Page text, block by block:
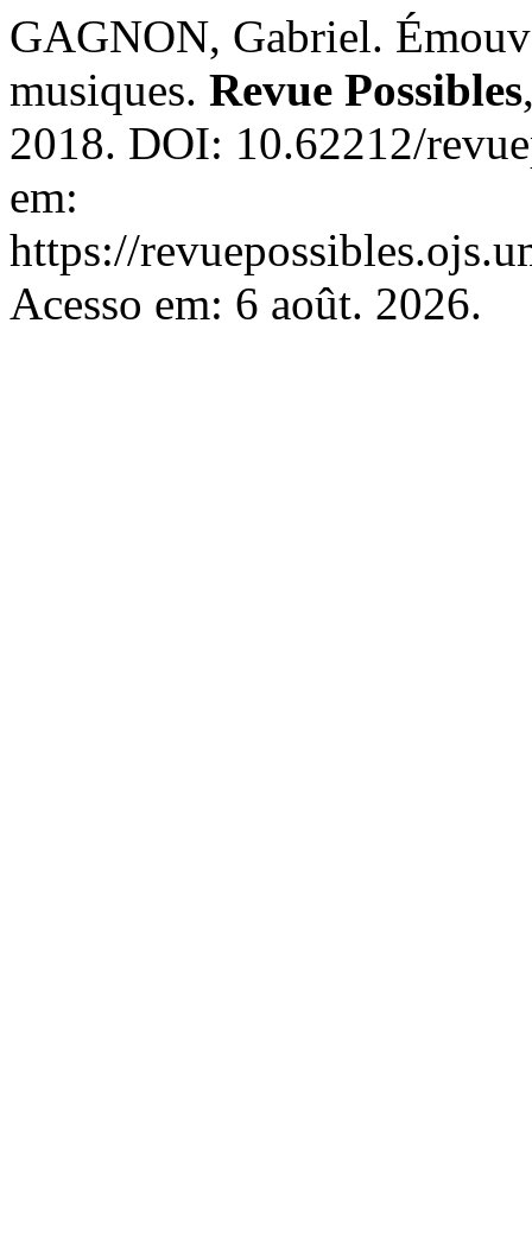
GAGNON, Gabriel.
musiques. Revue Possibles
2018. DOI: 10.62212/
em:
https://
Acesso em: 6 août. 2026.